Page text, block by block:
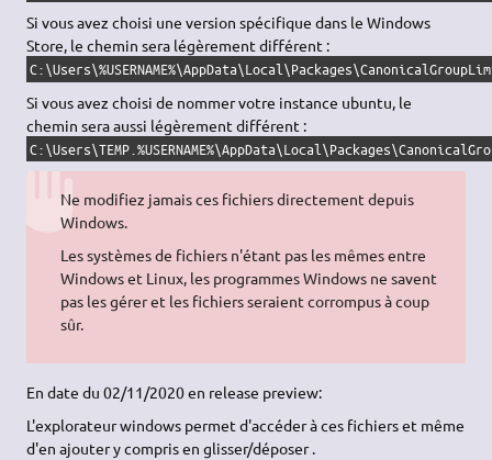
Si vous avez choisi une version spécifique dans le Windows
Store, le chemin sera légèrement différent :
Si vous avez choisi de nommer votre instance ubuntu, le
chemin sera aussi légèrement différent :
Ne modifiez jamais ces fichiers directement depuis
Windows.
Les systèmes de fichiers n'étant pas les mêmes entre
Windows et Linux, les programmes Windows ne savent
pas les gérer et les fichiers seraient corrompus à coup
sûr.
En date du 02/11/2020 en release preview:
L'explorateur windows permet d'accéder à ces fichiers et même
d'en ajouter y compris en glisser/déposer .